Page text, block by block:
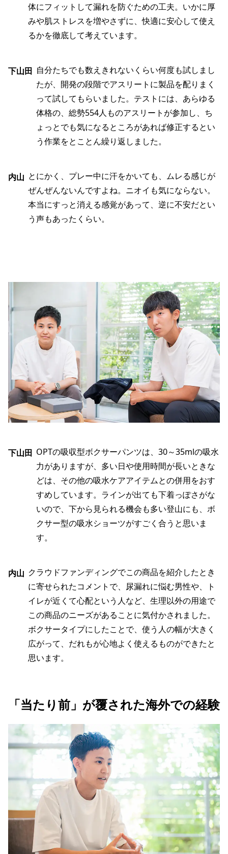
体にフィットして漏れを防ぐための工夫。いかに厚
みや肌ストレスを増やさずに、快適に安心して使え
るかを徹底して考えています。
下山田 自分たちでも数えきれないくらい何度も試しまし
たが、開発の段階でアスリートに製品を配りまく
って試してもらいました。テストには、あらゆる
体格の、総勢554人ものアスリートが参加し、ち
ょっとでも気になるところがあれば修正するとい
う作業をとことん繰り返しました。
内山 とにかく、プレー中に汗をかいても、ムレる感じが
ぜんぜんないんですよね。ニオイも気にならない。
本当にすっと消える感覚があって、逆に不安だとい
う声もあったくらい。
下山田 OPTの吸収型ボクサーパンツは、30～35mlの吸水
力がありますが、多い日や使用時間が長いときな
どは、その他の吸水ケアアイテムとの併用をおす
すめしています。ラインが出ても下着っぽさがな
いので、下から見られる機会も多い登山にも、ボ
クサー型の吸水ショーツがすごく合うと思いま
す。
内山 クラウドファンディングでこの商品を紹介したとき
に寄せられたコメントで、尿漏れに悩む男性や、ト
イレが近くて心配という人など、生理以外の用途で
この商品のニーズがあることに気付かされました。
ボクサータイプにしたことで、使う人の幅が大きく
広がって、だれもが心地よく使えるものができたと
思います。
「当たり前」が覆された海外での経験